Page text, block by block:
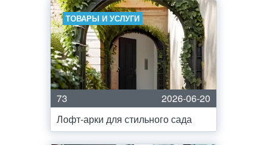
ТОВАРЫ И УСЛУГИ
73
2026-06-20
Лофт-арки для стильного сада